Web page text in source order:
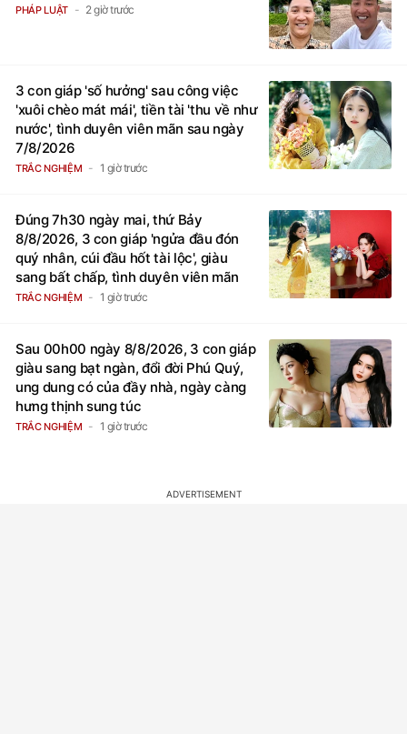
PHÁP LUẬT 2 giờ trước
3 con giáp 'số hưởng' sau công việc
'xuôi chèo mát mái', tiền tài 'thu về như
nước', tình duyên viên mãn sau ngày
7/8/2026
TRẮC NGHIỆM 1 giờ trước
Đúng 7h30 ngày mai, thứ Bảy
8/8/2026, 3 con giáp 'ngửa đầu đón
quý nhân, cúi đầu hốt tài lộc', giàu
sang bất chấp, tình duyên viên mãn
TRẮC NGHIỆM 1 giờ trước
Sau 00h00 ngày 8/8/2026, 3 con giáp
giàu sang bạt ngàn, đổi đời Phú Quý,
ung dung có của đầy nhà, ngày càng
hưng thịnh sung túc
TRẮC NGHIỆM 1 giờ trước